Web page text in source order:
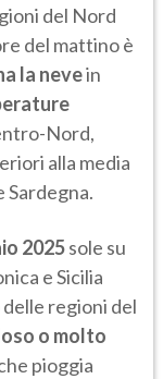
del Nord
del mattino è
la nevein
Nord,
alla media
Sardegna.
2025sole su
e Sicilia
regioni del
o molto
pioggia